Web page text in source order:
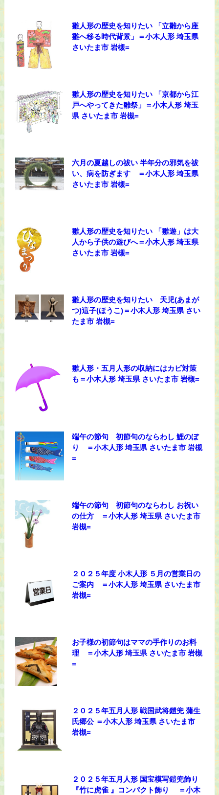
雛人形の歴史を知りたい 「立雛から座
雛へ移る時代背景」＝小木人形 埼玉県
さいたま市 岩槻=
雛人形の歴史を知りたい 「京都から江
戸へやってきた雛祭」＝小木人形 埼玉
県 さいたま市 岩槻=
六月の夏越しの祓い 半年分の邪気を祓
い、病を防ぎます ＝小木人形 埼玉県
さいたま市 岩槻=
雛人形の歴史を知りたい 「雛遊」は大
人から子供の遊びへ＝小木人形 埼玉県
さいたま市 岩槻=
雛人形の歴史を知りたい 天児(あまが
つ)這子(ほうこ)＝小木人形 埼玉県 さい
たま市 岩槻=
雛人形・五月人形の収納にはカビ対策
も＝小木人形 埼玉県 さいたま市 岩槻=
端午の節句 初節句のならわし 鯉のぼ
り ＝小木人形 埼玉県 さいたま市 岩槻
=
端午の節句 初節句のならわし お祝い
の仕方 ＝小木人形 埼玉県 さいたま市
岩槻=
２０２５年度 小木人形 ５月の営業日の
ご案内 ＝小木人形 埼玉県 さいたま市
岩槻=
お子様の初節句はママの手作りのお料
理 ＝小木人形 埼玉県 さいたま市 岩槻
=
２０２５年五月人形 戦国武将鎧兜 蒲生
氏郷公 ＝小木人形 埼玉県 さいたま市
岩槻=
２０２５年五月人形 国宝模写鎧兜飾り
『竹に虎雀 』コンパクト飾り ＝小木